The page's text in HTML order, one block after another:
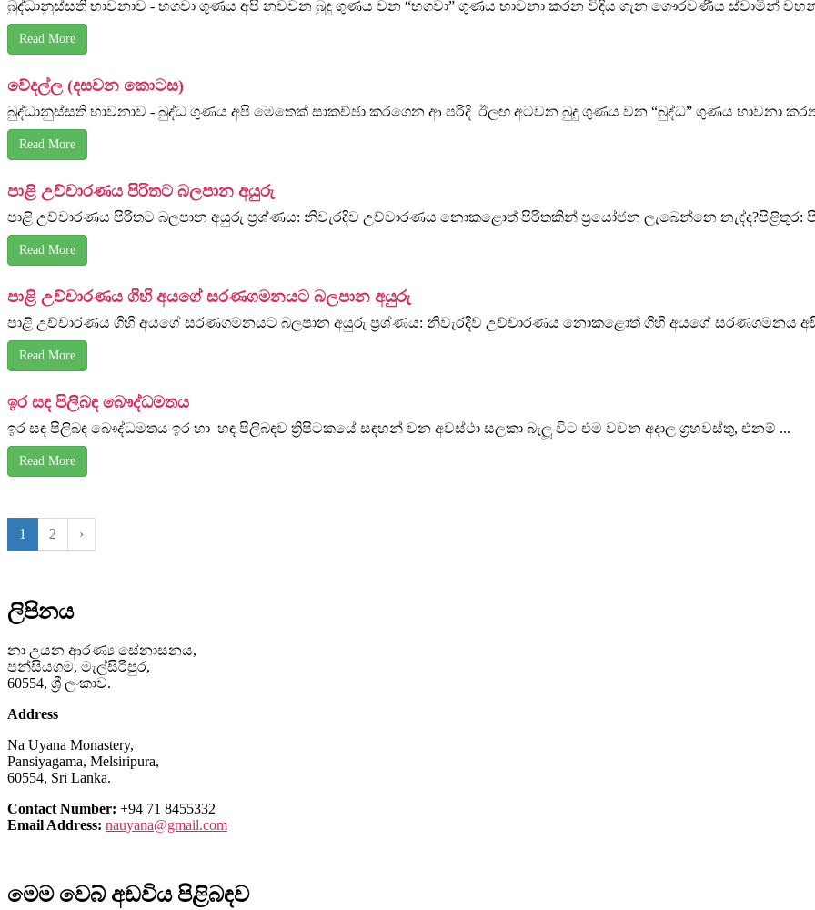
බුද්ධානුස්සති භාවනාව - භගවා ගුණය අපි නවවන බුදු ගුණය වන “භගවා” ගුණය භාවනා කරන විදිය ගැන ගෞරවණීය ස්වාමින්
Read More
වේදල්ල (දසවන කොටස)
බුද්ධානුස්සති භාවනාව - බුද්ධ ගුණය අපි මෙතෙක් සාකච්ඡා කරගෙන ආ පරිදි ඊලඟ අටවන බුදු ගුණය වන “බුද්ධ” ගුණය භාවනා
Read More
පාළි උච්චාරණය පිරිතට බලපාන අයුරු
පාළි උච්චාරණය පිරිතට බලපාන අයුරු ප්‍රශ්ණය: නිවැරදිව උච්චාරණය නොකළොත් පිරිතකින් ප්‍රයෝජන ලැබෙන්නෙ නැද්ද?පිළිතුර:
Read More
පාළි උච්චාරණය ගිහි අයගේ සරණගමනයට බලපාන අයුරු
පාළි උච්චාරණය ගිහි අයගේ සරණගමනයට බලපාන අයුරු ප්‍රශ්ණය: නිවැරදිව උච්චාරණය නොකළොත් ගිහි අයගේ සරණගමනය
Read More
ඉර සඳ පිලිබඳ බෞද්ධමතය
ඉර සඳ පිලිබඳ බෞද්ධමතය ඉර හා හඳ පිලිබඳව ත්‍රිපිටකයේ සඳහන් වන අවස්ථා සලකා බැලූ විට එම වචන අදාල ග්‍රහවස්තු, එනම් ...
Read More
1 2 ›
ලිපිනය
නා උයන ආරණ්‍ය සේනාසනය,
පන්සියගම, මැල්සිරිපුර,
60554, ශ්‍රී ලංකාව.
Address
Na Uyana Monastery,
Pansiyagama, Melsiripura,
60554, Sri Lanka.
Contact Number: +94 71 8455332
Email Address: nauyana@gmail.com
මෙම වෙබ් අඩවිය පිළිබඳව